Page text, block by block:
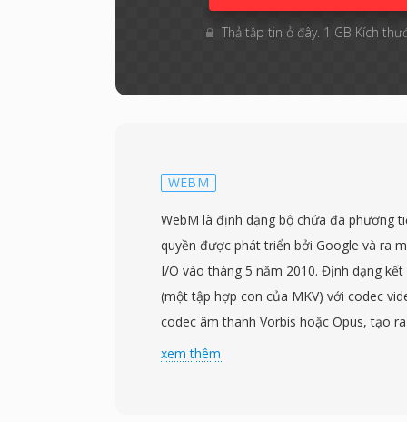
Thả tập tin ở đây. 1 GB Kích
WEBM
WebM là định dạng bộ chứa đa phương
quyền được phát triển bởi Google và ra
I/O vào tháng 5 năm 2010. Định dạng
(một tập hợp con của MKV) với codec
codec âm thanh Vorbis hoặc Opus, tạo
hoàn toàn mở được thiết kế đặc biệt cho
xem thêm